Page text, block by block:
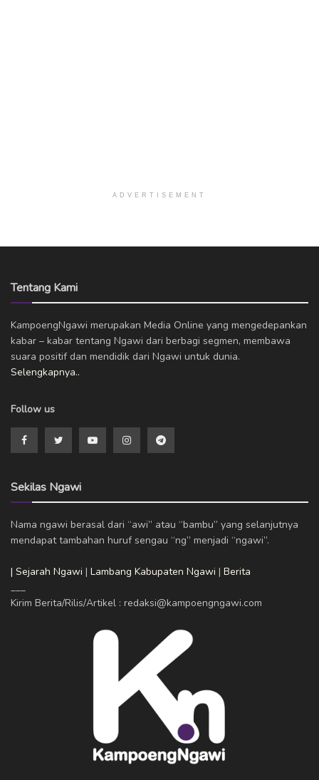
ADVERTISEMENT
Tentang Kami
KampoengNgawi merupakan Media Online yang mengedepankan
kabar – kabar tentang Ngawi dari berbagi segmen, membawa
suara positif dan mendidik dari Ngawi untuk dunia.
Selengkapnya..
Follow us
Sekilas Ngawi
Nama ngawi berasal dari “awi” atau “bambu” yang selanjutnya
mendapat tambahan huruf sengau “ng” menjadi “ngawi”.
| Sejarah Ngawi | Lambang Kabupaten Ngawi | Berita
___
Kirim Berita/Rilis/Artikel : redaksi@kampoengngawi.com